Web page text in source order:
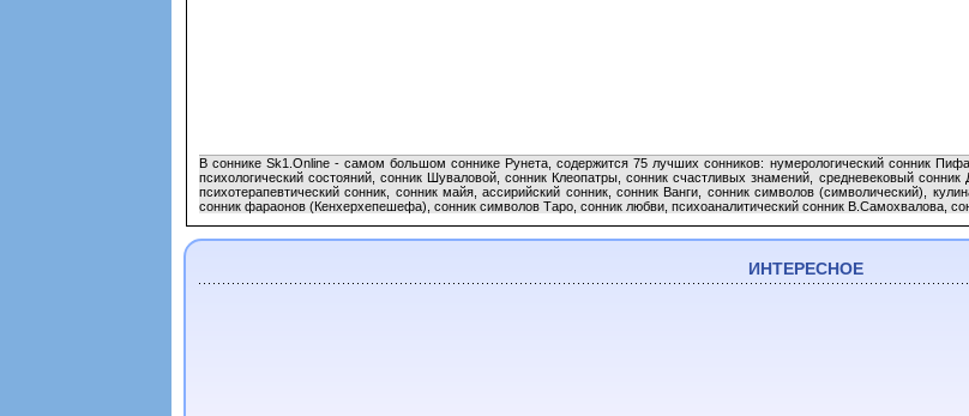
В соннике Sk1.Online - самом большом соннике Рунета, содержится 75 лучших сонников: нумерологический сонник
психологический состояний, сонник Шуваловой, сонник Клеопатры, сонник счастливых знамений, средневековый
психотерапевтический сонник, сонник майя, ассирийский сонник, сонник Ванги, сонник символов (символический),
сонник фараонов (Кенхерхепешефа), сонник символов Таро, сонник любви, психоаналитический сонник В.Самохвалова,
ИНТЕРЕСНОЕ